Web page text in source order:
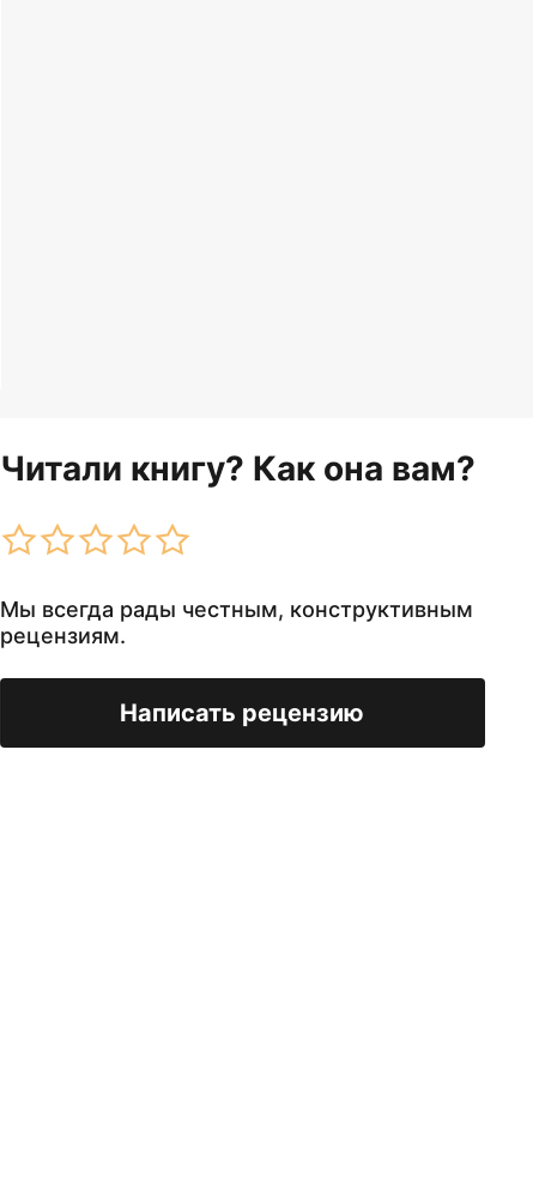
Читали книгу? Как она вам?
Мы всегда рады честным, конструктивным
рецензиям.
Написать рецензию